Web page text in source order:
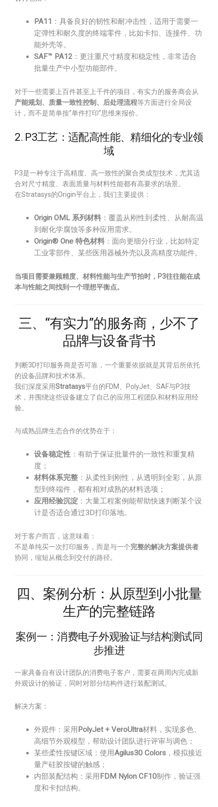
PA11 ：具备良好的韧性和耐冲击性，适用于需要一
定弹性和耐久度的终端零件，比如卡扣、连接件、功
能外壳等。
SAF™ PA12 ：更注重尺寸精度和稳定性，非常适合
批量生产中小型功能部件。
对于一些需要上百件甚至上千件的项目，有实力的服务商会从
产能规划、质量一致性控制、后处理流程等方面进行全局设
计，而不是简单按“单件打印”思维来报价。
2. P3工艺：适配高性能、精细化的专业领
域
P3是一种专注于高精度、高一致性的聚合类成型技术，尤其适
合对尺寸精度、表面质量与材料性能都有高要求的场景。
在Stratasys的Origin平台上，我们主要提供：
Origin OML 系列材料 ：覆盖从刚性到柔性、从耐高温
到耐化学腐蚀等多种应用需求。
Origin® One 特色材料 ：面向更细分行业，比如特定
工业零部件、某些医用器械外壳以及高精度功能件。
当项目需要兼顾精度、材料性能与生产节拍时，P3往往能在成
本与性能之间找到一个理想平衡点。
三、“有实力”的服务商，少不了
品牌与设备背书
判断3D打印服务商是否可靠，一个重要依据就是其背后所依托
的设备品牌和技术体系。
我们深度采用Stratasys平台的FDM、PolyJet、SAF与P3技
术，并围绕这些设备建立了自己的应用工程团队和材料应用经
验。
与成熟品牌生态合作的优势在于：
设备稳定性 ：有助于保证批量件的一致性和重复精
度；
材料体系完整 ：从柔性到刚性，从透明到全彩，从原
型到终端件，都有相对成熟的材料选项；
应用经验沉淀 ：大量工程案例能帮助快速判断某个设
计是否适合通过3D打印落地。
对于客户而言，这意味着：
不是单纯买一次打印服务，而是与一个完整的解决方案提供者
协同，缩短从概念到交付的路径。
四、案例分析：从原型到小批量
生产的完整链路
案例一：消费电子外观验证与结构测试同
步推进
一家具备自有设计团队的消费电子客户，需要在两周内完成新
外观设计的验证，同时对部分结构件进行装配测试。
解决方案：
外观件：采用 PolyJet + VeroUltra材料，实现多色、
高细节外观模型，帮助设计团队进行评审与调色；
某些柔性按键区域：使用Agilus30 Colors ，模拟接近
量产硅胶按键的触感；
内部装配结构：采用 FDM Nylon CF10制作，验证强
度和卡扣结构。